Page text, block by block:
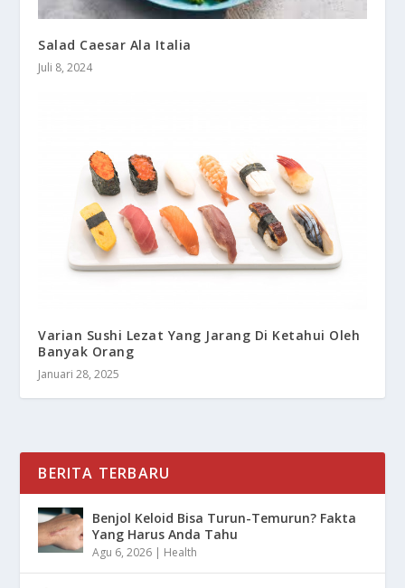
Salad Caesar Ala Italia
Juli 8, 2024
Varian Sushi Lezat Yang Jarang Di Ketahui Oleh
Banyak Orang
Januari 28, 2025
BERITA TERBARU
Benjol Keloid Bisa Turun-Temurun? Fakta
Yang Harus Anda Tahu
Agu 6, 2026 | Health